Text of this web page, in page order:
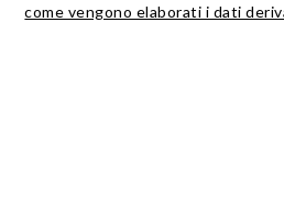
come vengono elaborati i dati